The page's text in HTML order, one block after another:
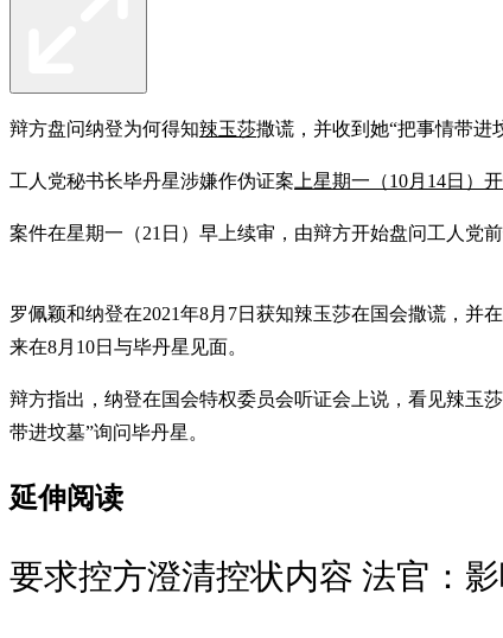
辩方盘问纳登为何得知辣玉莎撒谎，并收到她“把事情带进
工人党秘书长毕丹星涉嫌作伪证案 上星期一（10月14日）
案件在星期一（21日）早上续审，由辩方开始盘问工人党
罗佩颖和纳登在2021年8月7日获知辣玉莎在国会撒谎，并
来在8月10日与毕丹星见面。
辩方指出，纳登在国会特权委员会听证会上说，看见辣玉
带进坟墓”询问毕丹星。
延伸阅读
要求控方澄清控状内容 法官：